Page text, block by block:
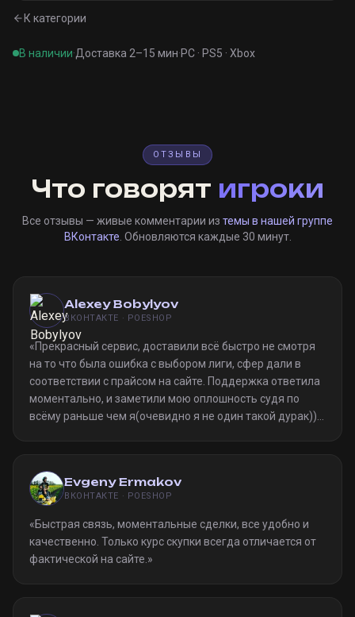
К категории
В наличии·Доставка 2–15 мин·PC · PS5 · Xbox
ОТЗЫВЫ
Что говорят игроки
Все отзывы — живые комментарии из темы в нашей группе
ВКонтакте . Обновляются каждые 30 минут.
Alexey Bobylyov
ВКОНТАКТЕ · POESHOP
«Прекрасный сервис, доставили всё быстро не смотря
на то что была ошибка с выбором лиги, сфер дали в
соответствии с прайсом на сайте. Поддержка ответила
моментально, и заметили мою оплошность судя по
всёму раньше чем я(очевидно я не один такой дурак)).
Evgeny Ermakov
ВКОНТАКТЕ · POESHOP
«Быстрая связь, моментальные сделки, все удобно и
качественно. Только курс скупки всегда отличается от
фактической на сайте. »